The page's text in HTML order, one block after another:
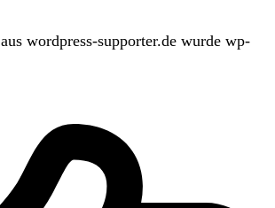
aus wordpress-supporter.de wurde wp-